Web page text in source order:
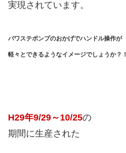
実現されています。
パワステポンプのおかげでハンドル操作が
軽々とできるようなイメージでしょうか？！
H29年9/29～10/25の
期間に生産された